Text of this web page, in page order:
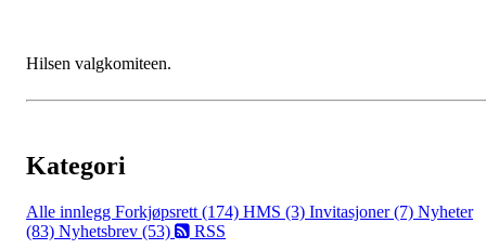
Hilsen valgkomiteen.
Kategori
Alle innlegg Forkjøpsrett (174) HMS (3) Invitasjoner (7) Nyheter
(83) Nyhetsbrev (53) RSS